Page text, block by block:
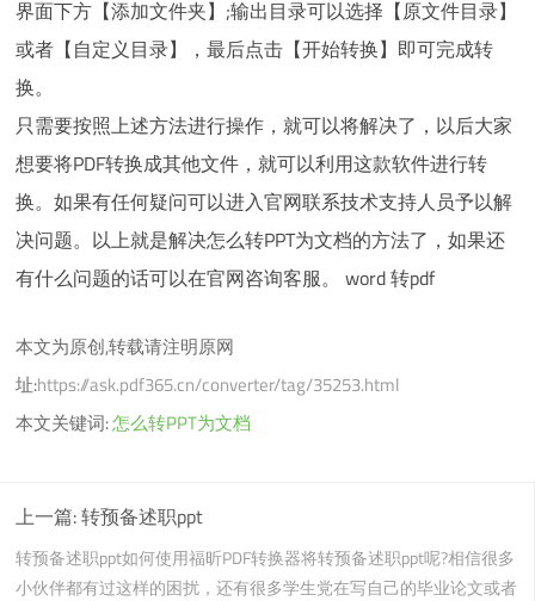
界面下方【添加文件夹】;输出目录可以选择【原文件目录】
或者【自定义目录】，最后点击【开始转换】即可完成转
换。
只需要按照上述方法进行操作，就可以将解决了，以后大家
想要将PDF转换成其他文件，就可以利用这款软件进行转
换。如果有任何疑问可以进入官网联系技术支持人员予以解
决问题。以上就是解决怎么转PPT为文档的方法了，如果还
有什么问题的话可以在官网咨询客服。 word 转pdf
本文为原创,转载请注明原网
址:https://ask.pdf365.cn/converter/tag/35253.html
本文关键词:怎么转PPT为文档
上一篇:转预备述职ppt
转预备述职ppt如何使用福昕PDF转换器将转预备述职ppt呢?相信很多
小伙伴都有过这样的困扰，还有很多学生党在写自己的毕业论文或者